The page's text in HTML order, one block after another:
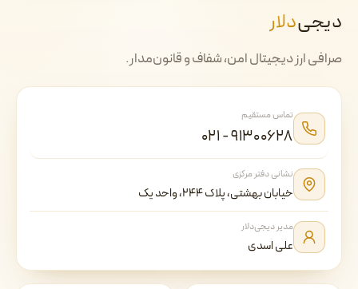
دیجی‌دلار
صرافی ارز دیجیتال امن، شفاف و قانون‌مدار.
تماس مستقیم
۰۲۱ - ۹۱۳۰۰۶۲۸
نشانی دفتر مرکزی
خیابان بهشتی، پلاک ۲۴۴، واحد یک
مدیر دیجی‌دلار
علی اسدی